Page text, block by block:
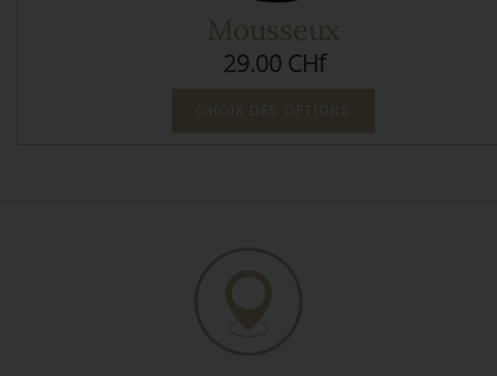
Mousseux
29.00 CHf